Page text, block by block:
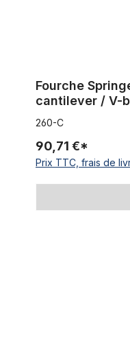
Fourche
cantilever / V-
260-C
90,71 €*
Prix TTC, frais de